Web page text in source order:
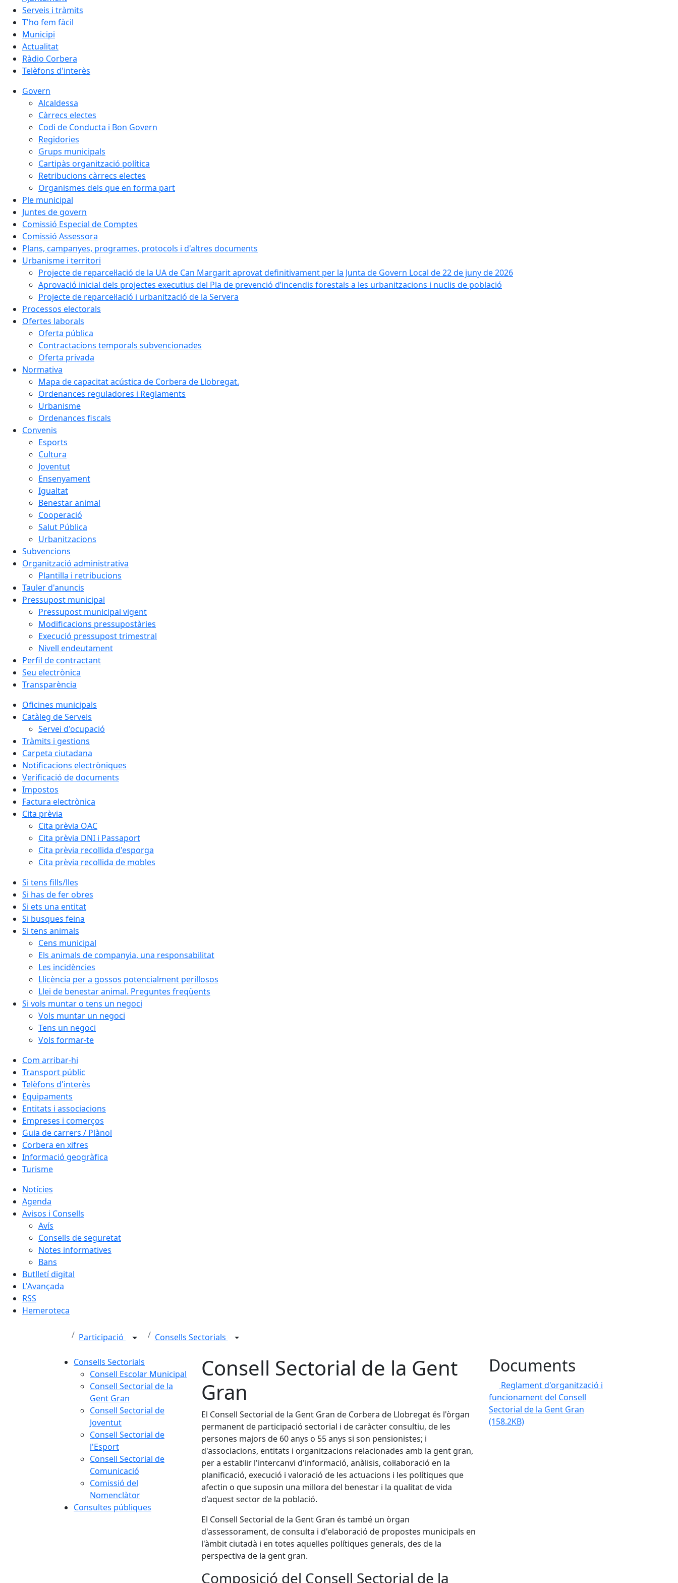
Serveis i tràmits
T'ho fem fàcil
Municipi
Actualitat
Ràdio Corbera
Telèfons d'interès
Govern
Alcaldessa
Càrrecs electes
Codi de Conducta i Bon Govern
Regidories
Grups municipals
Cartipàs organització política
Retribucions càrrecs electes
Organismes dels que en forma part
Ple municipal
Juntes de govern
Comissió Especial de Comptes
Comissió Assessora
Plans, campanyes, programes, protocols i d'altres documents
Urbanisme i territori
Projecte de reparcel·lació de la UA de Can Margarit aprovat definitivament per la Junta de Govern Local de 22 de juny de 2026
Aprovació inicial dels projectes executius del Pla de prevenció d’incendis forestals a les urbanitzacions i nuclis de població
Projecte de reparcel·lació i urbanització de la Servera
Processos electorals
Ofertes laborals
Oferta pública
Contractacions temporals subvencionades
Oferta privada
Normativa
Mapa de capacitat acústica de Corbera de Llobregat.
Ordenances reguladores i Reglaments
Urbanisme
Ordenances fiscals
Convenis
Esports
Cultura
Joventut
Ensenyament
Igualtat
Benestar animal
Cooperació
Salut Pública
Urbanitzacions
Subvencions
Organització administrativa
Plantilla i retribucions
Tauler d'anuncis
Pressupost municipal
Pressupost municipal vigent
Modificacions pressupostàries
Execució pressupost trimestral
Nivell endeutament
Perfil de contractant
Seu electrònica
Transparència
Oficines municipals
Catàleg de Serveis
Servei d'ocupació
Tràmits i gestions
Carpeta ciutadana
Notificacions electròniques
Verificació de documents
Impostos
Factura electrònica
Cita prèvia
Cita prèvia OAC
Cita prèvia DNI i Passaport
Cita prèvia recollida d'esporga
Cita prèvia recollida de mobles
Si tens fills/lles
Si has de fer obres
Si ets una entitat
Si busques feina
Si tens animals
Cens municipal
Els animals de companyia, una responsabilitat
Les incidències
Llicència per a gossos potencialment perillosos
Llei de benestar animal. Preguntes freqüents
Si vols muntar o tens un negoci
Vols muntar un negoci
Tens un negoci
Vols formar-te
Com arribar-hi
Transport públic
Telèfons d'interès
Equipaments
Entitats i associacions
Empreses i comerços
Guia de carrers / Plànol
Corbera en xifres
Informació geogràfica
Turisme
Notícies
Agenda
Avisos i Consells
Avís
Consells de seguretat
Notes informatives
Bans
Butlletí digital
L'Avançada
RSS
Hemeroteca
Participació Consells Sectorials
Consells Sectorials
Consell Escolar Municipal
Consell Sectorial de la
Gent Gran
Consell Sectorial de
Joventut
Consell Sectorial de
l'Esport
Consell Sectorial de
Comunicació
Comissió del
Nomenclàtor
Consultes públiques
Consell Sectorial de la Gent
Gran
El Consell Sectorial de la Gent Gran de Corbera de Llobregat és l'òrgan
permanent de participació sectorial i de caràcter consultiu, de les
persones majors de 60 anys o 55 anys si son pensionistes; i
d'associacions, entitats i organitzacions relacionades amb la gent gran,
per a establir l'intercanvi d'informació, anàlisis, col·laboració en la
planificació, execució i valoració de les actuacions i les polítiques que
afectin o que suposin una millora del benestar i la qualitat de vida
d'aquest sector de la població.
El Consell Sectorial de la Gent Gran és també un òrgan
d'assessorament, de consulta i d'elaboració de propostes municipals en
l'àmbit ciutadà i en totes aquelles polítiques generals, des de la
perspectiva de la gent gran.
Composició del Consell Sectorial de la
Documents
Reglament d'organització i
funcionament del Consell
Sectorial de la Gent Gran
(158.2KB)